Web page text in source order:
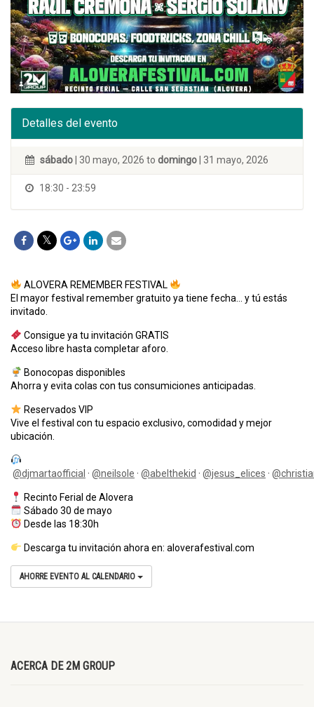
Detalles del evento
sábado | 30 mayo, 2026 to domingo | 31 mayo, 2026
18:30 - 23:59
ALOVERA REMEMBER FESTIVAL
El mayor festival remember gratuito ya tiene fecha… y tú estás
invitado.
Consigue ya tu invitación GRATIS
Acceso libre hasta completar aforo.
Bonocopas disponibles
Ahorra y evita colas con tus consumiciones anticipadas.
Reservados VIP
Vive el festival con tu espacio exclusivo, comodidad y mejor
ubicación.
@djmartaofficial · @neilsole · @abelthekid · @jesus_elices ·
Recinto Ferial de Alovera
Sábado 30 de mayo
Desde las 18:30h
Descarga tu invitación ahora en: aloverafestival.com
AHORRE EVENTO AL CALENDARIO
ACERCA DE 2M GROUP